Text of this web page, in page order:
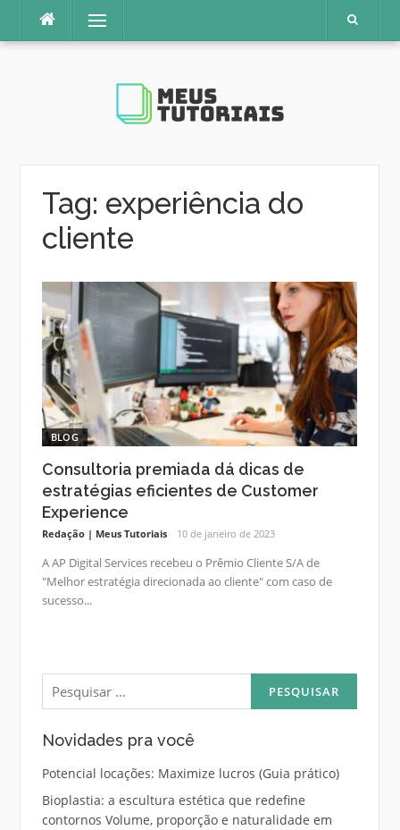
o
Menu
Tag: experiência do
cliente
BLOG
Consultoria premiada dá dicas de
estratégias eficientes de Customer
Experience
Redação | Meus Tutoriais 10 de janeiro de 2023
A AP Digital Services recebeu o Prêmio Cliente S/A de
"Melhor estratégia direcionada ao cliente" com caso de
sucesso...
Pesquisar
por:
Novidades pra você
Potencial locações: Maximize lucros (Guia prático)
Bioplastia: a escultura estética que redefine
contornos Volume, proporção e naturalidade em